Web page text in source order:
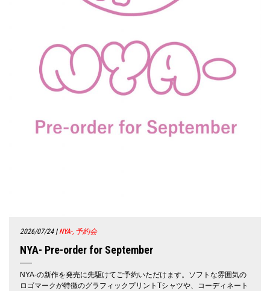
2026/07/24| NYA-, 予約会
NYA- Pre-order for September
NYA-の新作を発売に先駆けてご予約いただけます。ソフトな雰囲気の
ロゴマークが特徴のグラフィックプリントTシャツや、コーディネート